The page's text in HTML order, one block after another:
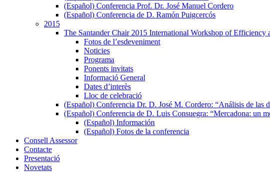
(Español) Conferencia Prof. Dr. José Manuel Cordero
(Español) Conferencia de D. Ramón Puigcercós
2015
The Santander Chair 2015 International Workshop of Efficiency
Fotos de l’esdeveniment
Noticies
Programa
Ponents invitats
Informació General
Dates d’interès
Lloc de celebració
(Español) Conferencia Dr. D. José M. Cordero: “Análisis de las
(Español) Conferencia de D. Luis Consuegra: “Mercadona: un
(Español) Información
(Español) Fotos de la conferencia
Consell Assessor
Contacte
Presentació
Novetats